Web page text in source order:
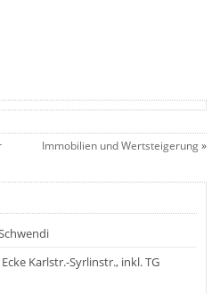
Immobilien und Wertsteigerung»
Karlstr.-Syrlinstr., inkl. TG